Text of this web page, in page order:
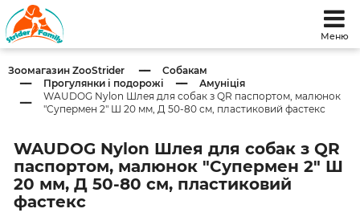
Меню
Зоомагазин ZooStrider
Собакам
Прогулянки і подорожі
Амуніція
WAUDOG Nylon Шлея для собак з QR паспортом, малюнок
"Супермен 2" Ш 20 мм, Д 50-80 см, пластиковий фастекс
WAUDOG Nylon Шлея для собак з QR
паспортом, малюнок "Супермен 2" Ш
20 мм, Д 50-80 см, пластиковий
фастекс